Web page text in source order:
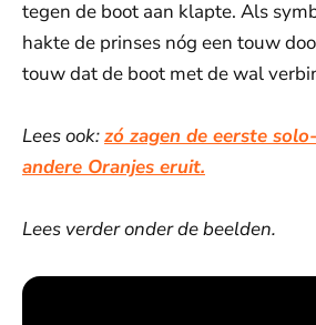
tegen de boot aan klapte. Als
hakte de prinses nóg een touw
touw dat de boot met de wal
Lees ook:zó zagen de eerste
andere Oranjes eruit.
Lees verder onder de beelden.